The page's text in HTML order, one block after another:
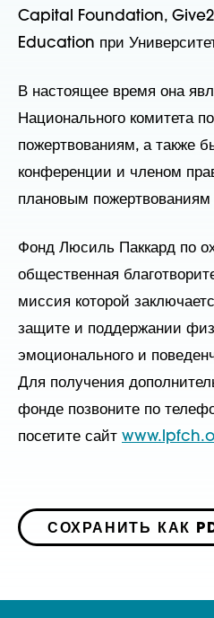
Capital Foundation,
Education при
В настоящее время она
Национального комитета
пожертвованиям, а также
конференции и членом
плановым
Фонд Люсиль Паккард по
общественная
миссия которой
защите и поддержании
эмоционального и
Для получения
фонде позвоните по
посетите сайт
СОХРАНИТЬ КАК